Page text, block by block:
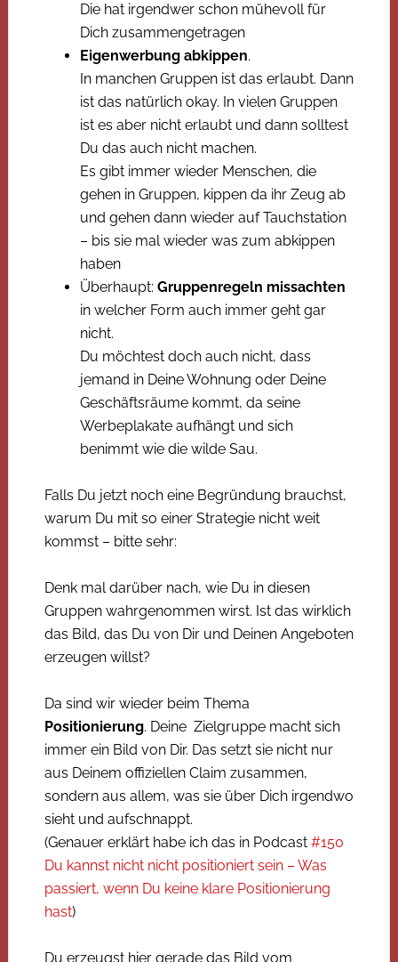
Die hat irgendwer schon mühevoll für
Dich zusammengetragen
Eigenwerbung abkippen.
In manchen Gruppen ist das erlaubt. Dann
ist das natürlich okay. In vielen Gruppen
ist es aber nicht erlaubt und dann solltest
Du das auch nicht machen.
Es gibt immer wieder Menschen, die
gehen in Gruppen, kippen da ihr Zeug ab
und gehen dann wieder auf Tauchstation
– bis sie mal wieder was zum abkippen
haben
Überhaupt: Gruppenregeln missachten
in welcher Form auch immer geht gar
nicht.
Du möchtest doch auch nicht, dass
jemand in Deine Wohnung oder Deine
Geschäftsräume kommt, da seine
Werbeplakate aufhängt und sich
benimmt wie die wilde Sau.
Falls Du jetzt noch eine Begründung brauchst,
warum Du mit so einer Strategie nicht weit
kommst – bitte sehr:
Denk mal darüber nach, wie Du in diesen
Gruppen wahrgenommen wirst. Ist das wirklich
das Bild, das Du von Dir und Deinen Angeboten
erzeugen willst?
Da sind wir wieder beim Thema
Positionierung. Deine Zielgruppe macht sich
immer ein Bild von Dir. Das setzt sie nicht nur
aus Deinem offiziellen Claim zusammen,
sondern aus allem, was sie über Dich irgendwo
sieht und aufschnappt.
(Genauer erklärt habe ich das in Podcast #150
Du kannst nicht nicht positioniert sein – Was
passiert, wenn Du keine klare Positionierung
hast)
Du erzeugst hier gerade das Bild vom